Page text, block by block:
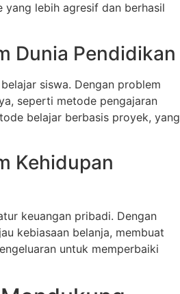
lebih agresif dan berhasil
Dunia Pendidikan
siswa. Dengan problem
seperti metode pengajaran
belajar berbasis proyek, yang
Kehidupan
keuangan pribadi. Dengan
kebiasaan belanja, membuat
untuk memperbaiki